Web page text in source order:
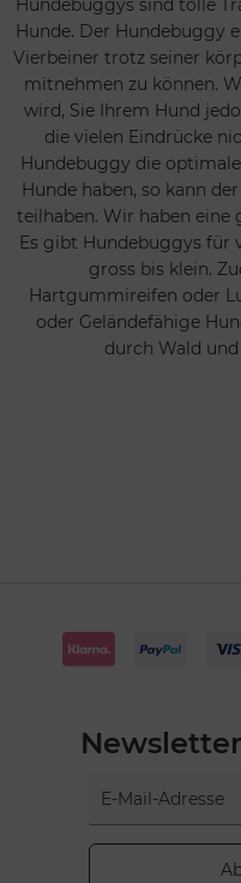
Hundebuggys sind tolle
Hunde. Der Hundebuggy
Vierbeiner trotz seiner
mitnehmen zu können.
wird, Sie Ihrem Hund
die vielen Eindrücke
Hundebuggy die
Hunde haben, so kann
teilhaben. Wir haben eine
Es gibt Hundebuggys für
gross bis klein.
Hartgummireifen oder
oder Geländefähige
durch Wald